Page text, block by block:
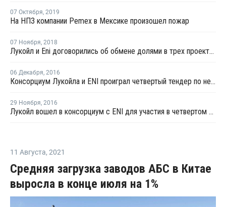
07 Октября, 2019
На НПЗ компании Pemex в Мексике произошел пожар
07 Ноября, 2018
Лукойл и Eni договорились об обмене долями в трех проектах на шельфе Мексики
06 Декабря, 2016
Консорциум Лукойла и ENI проиграл четвертый тендер по нефтяному участку в Мексике
29 Ноября, 2016
Лукойл вошел в консорциум с ENI для участия в четвертом тендере в Мексике
11 Августа, 2021
Средняя загрузка заводов АБС в Китае
выросла в конце июля на 1%